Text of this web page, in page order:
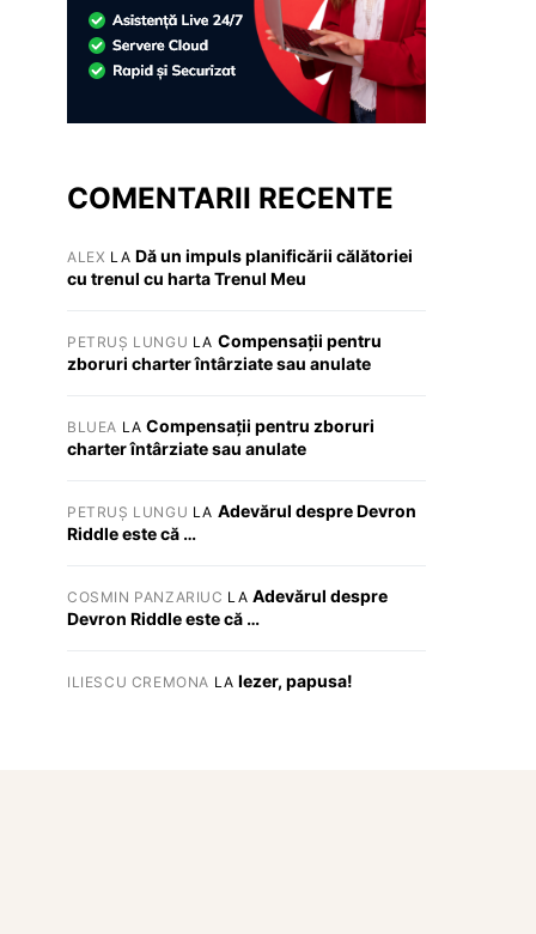
COMENTARII RECENTE
ALEX LA Dă un impuls planificării călătoriei
cu trenul cu harta Trenul Meu
PETRUȘ LUNGU LA Compensații pentru
zboruri charter întârziate sau anulate
BLUEA LACompensații pentru zboruri
charter întârziate sau anulate
PETRUȘ LUNGU LA Adevărul despre Devron
Riddle este că …
COSMIN PANZARIUC LA Adevărul despre
Devron Riddle este că …
ILIESCU CREMONA LA Iezer, papusa!